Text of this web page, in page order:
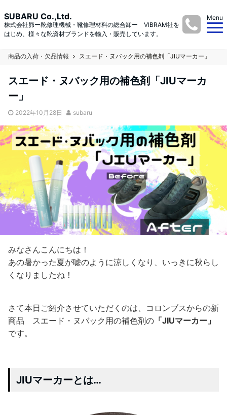
SUBARU Co.,Ltd.
株式会社昴ー靴修理機械・靴修理材料の総合卸ー VIBRAM社を
はじめ、様々な靴資材ブランドを輸入・販売しています。
Menu
商品の入荷・欠品情報 スエード・ヌバック用の補色剤「JIUマーカー」
スエード・ヌバック用の補色剤「JIUマーカ
ー」
2022年10月28日 subaru
みなさんこんにちは！
あの暑かった夏が嘘のように涼しくなり、いっきに秋らし
くなりましたね！
さて本日ご紹介させていただくのは、コロンブスからの新
商品 スエード・ヌバック用の補色剤の 「JIUマーカー」
です。
JIUマーカーとは…